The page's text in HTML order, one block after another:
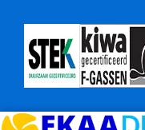
content